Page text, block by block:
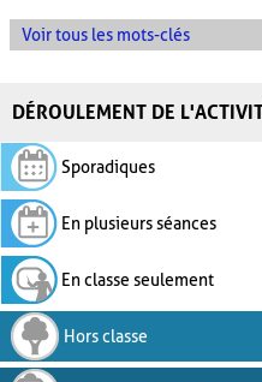
Voir tous les mots-clés
DÉROULEMENT DE
Sporadiques
En plusieurs séances
En classe seulement
Hors classe